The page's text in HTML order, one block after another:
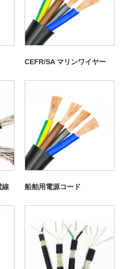
CEFR/SA マリンワイヤー
線 船舶用電源コード